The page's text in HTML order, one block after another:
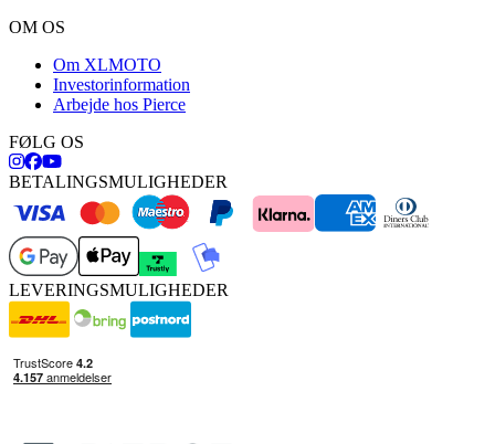
OM OS
Om XLMOTO
Investorinformation
Arbejde hos Pierce
FØLG OS
BETALINGSMULIGHEDER
LEVERINGSMULIGHEDER